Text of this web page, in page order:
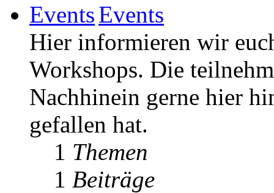
Events
Hier informieren wir
Workshops. Die
Nachhinein gerne hier
gefallen hat.
1 Themen
1 Beiträge